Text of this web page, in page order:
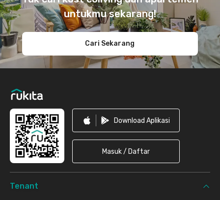
untukmu sekarang!
Cari Sekarang
Download Aplikasi
Masuk / Daftar
Tenant